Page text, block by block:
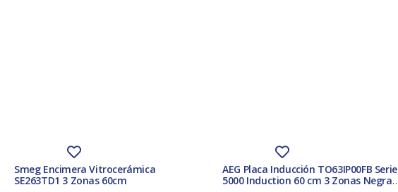
Smeg Encimera Vitrocerámica
SE263TD1 3 Zonas 60cm
AEG Placa Inducción TO63IP00FB Serie
5000 Induction 60 cm 3 Zonas Negra